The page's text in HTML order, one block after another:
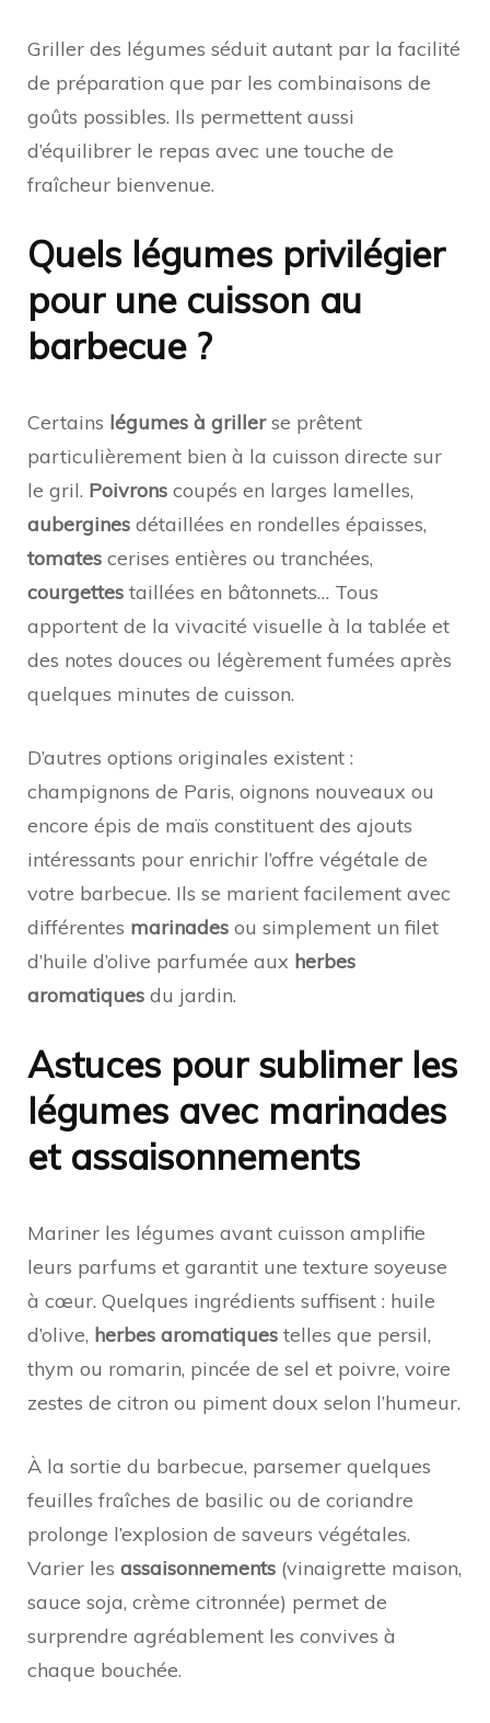
Griller des légumes séduit autant par la facilité
de préparation que par les combinaisons de
goûts possibles. Ils permettent aussi
d’équilibrer le repas avec une touche de
fraîcheur bienvenue.
Quels légumes privilégier
pour une cuisson au
barbecue ?
Certains légumes à grillerse prêtent
particulièrement bien à la cuisson directe sur
le gril. Poivrons coupés en larges lamelles,
aubergines détaillées en rondelles épaisses,
tomates cerises entières ou tranchées,
courgettes taillées en bâtonnets… Tous
apportent de la vivacité visuelle à la tablée et
des notes douces ou légèrement fumées après
quelques minutes de cuisson.
D’autres options originales existent :
champignons de Paris, oignons nouveaux ou
encore épis de maïs constituent des ajouts
intéressants pour enrichir l’offre végétale de
votre barbecue. Ils se marient facilement avec
différentes marinades ou simplement un filet
d’huile d’olive parfumée aux herbes
aromatiques du jardin.
Astuces pour sublimer les
légumes avec marinades
et assaisonnements
Mariner les légumes avant cuisson amplifie
leurs parfums et garantit une texture soyeuse
à cœur. Quelques ingrédients suffisent : huile
d’olive, herbes aromatiques telles que persil,
thym ou romarin, pincée de sel et poivre, voire
zestes de citron ou piment doux selon l’humeur.
À la sortie du barbecue, parsemer quelques
feuilles fraîches de basilic ou de coriandre
prolonge l’explosion de saveurs végétales.
Varier les assaisonnements (vinaigrette maison,
sauce soja, crème citronnée) permet de
surprendre agréablement les convives à
chaque bouchée.